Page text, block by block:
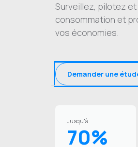
Surveillez, pilotez
consommation et
vos économies.
Demander une
Jusqu'à
70%